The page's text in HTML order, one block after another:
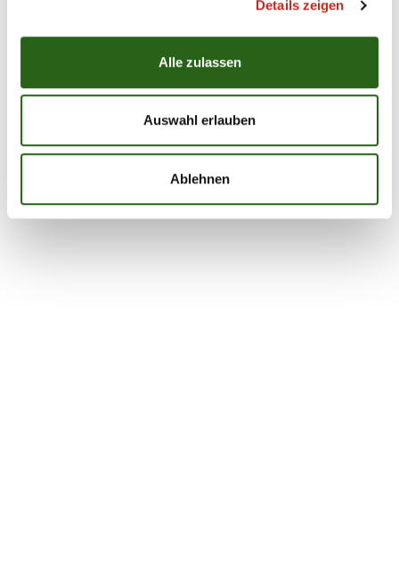
Details zeigen
Alle zulassen
Auswahl erlauben
Ablehnen
Saison 18/19 Saison 19/20